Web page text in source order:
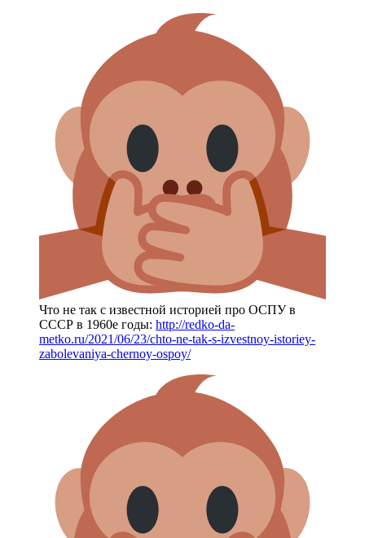
Что не так с известной историей про ОСПУ в
СССР в 1960е годы: http://redko-da-
metko.ru/2021/06/23/chto-ne-tak-s-izvestnoy-istoriey-
zabolevaniya-chernoy-ospoy/